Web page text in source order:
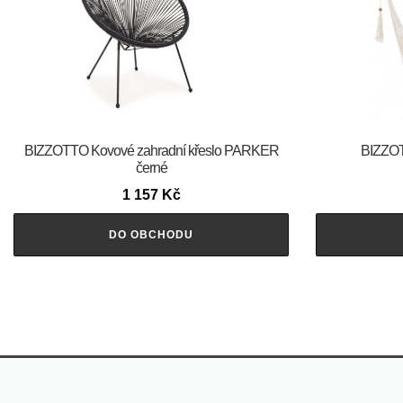
BIZZOTTO Kovové zahradní křeslo PARKER
černé
1 157 Kč
DO OBCHODU